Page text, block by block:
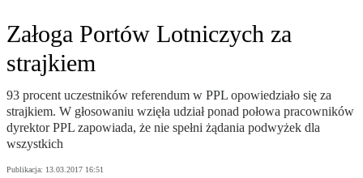
Załoga Portów Lotniczych za
strajkiem
93 procent uczestników referendum w PPL opowiedziało się za
strajkiem. W głosowaniu wzięła udział ponad połowa pracowników
dyrektor PPL zapowiada, że nie spełni żądania podwyżek dla
wszystkich
Publikacja: 13.03.2017 16:51